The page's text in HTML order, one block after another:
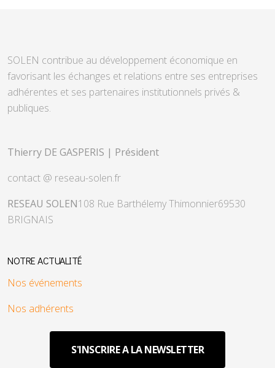
SOLEN contribue au développement économique en
favorisant les échanges et relations entre ses entreprises
adhérentes et ses partenaires institutionnels privés &
publiques.
Thierry DE GASPERIS | Président
contact @ reseau-solen.fr
RESEAU SOLEN108 Rue Barthélemy Thimonnier69530
BRIGNAIS
NOTRE ACTUALITÉ
Nos événements
Nos adhérents
S'INSCRIRE A LA NEWSLETTER